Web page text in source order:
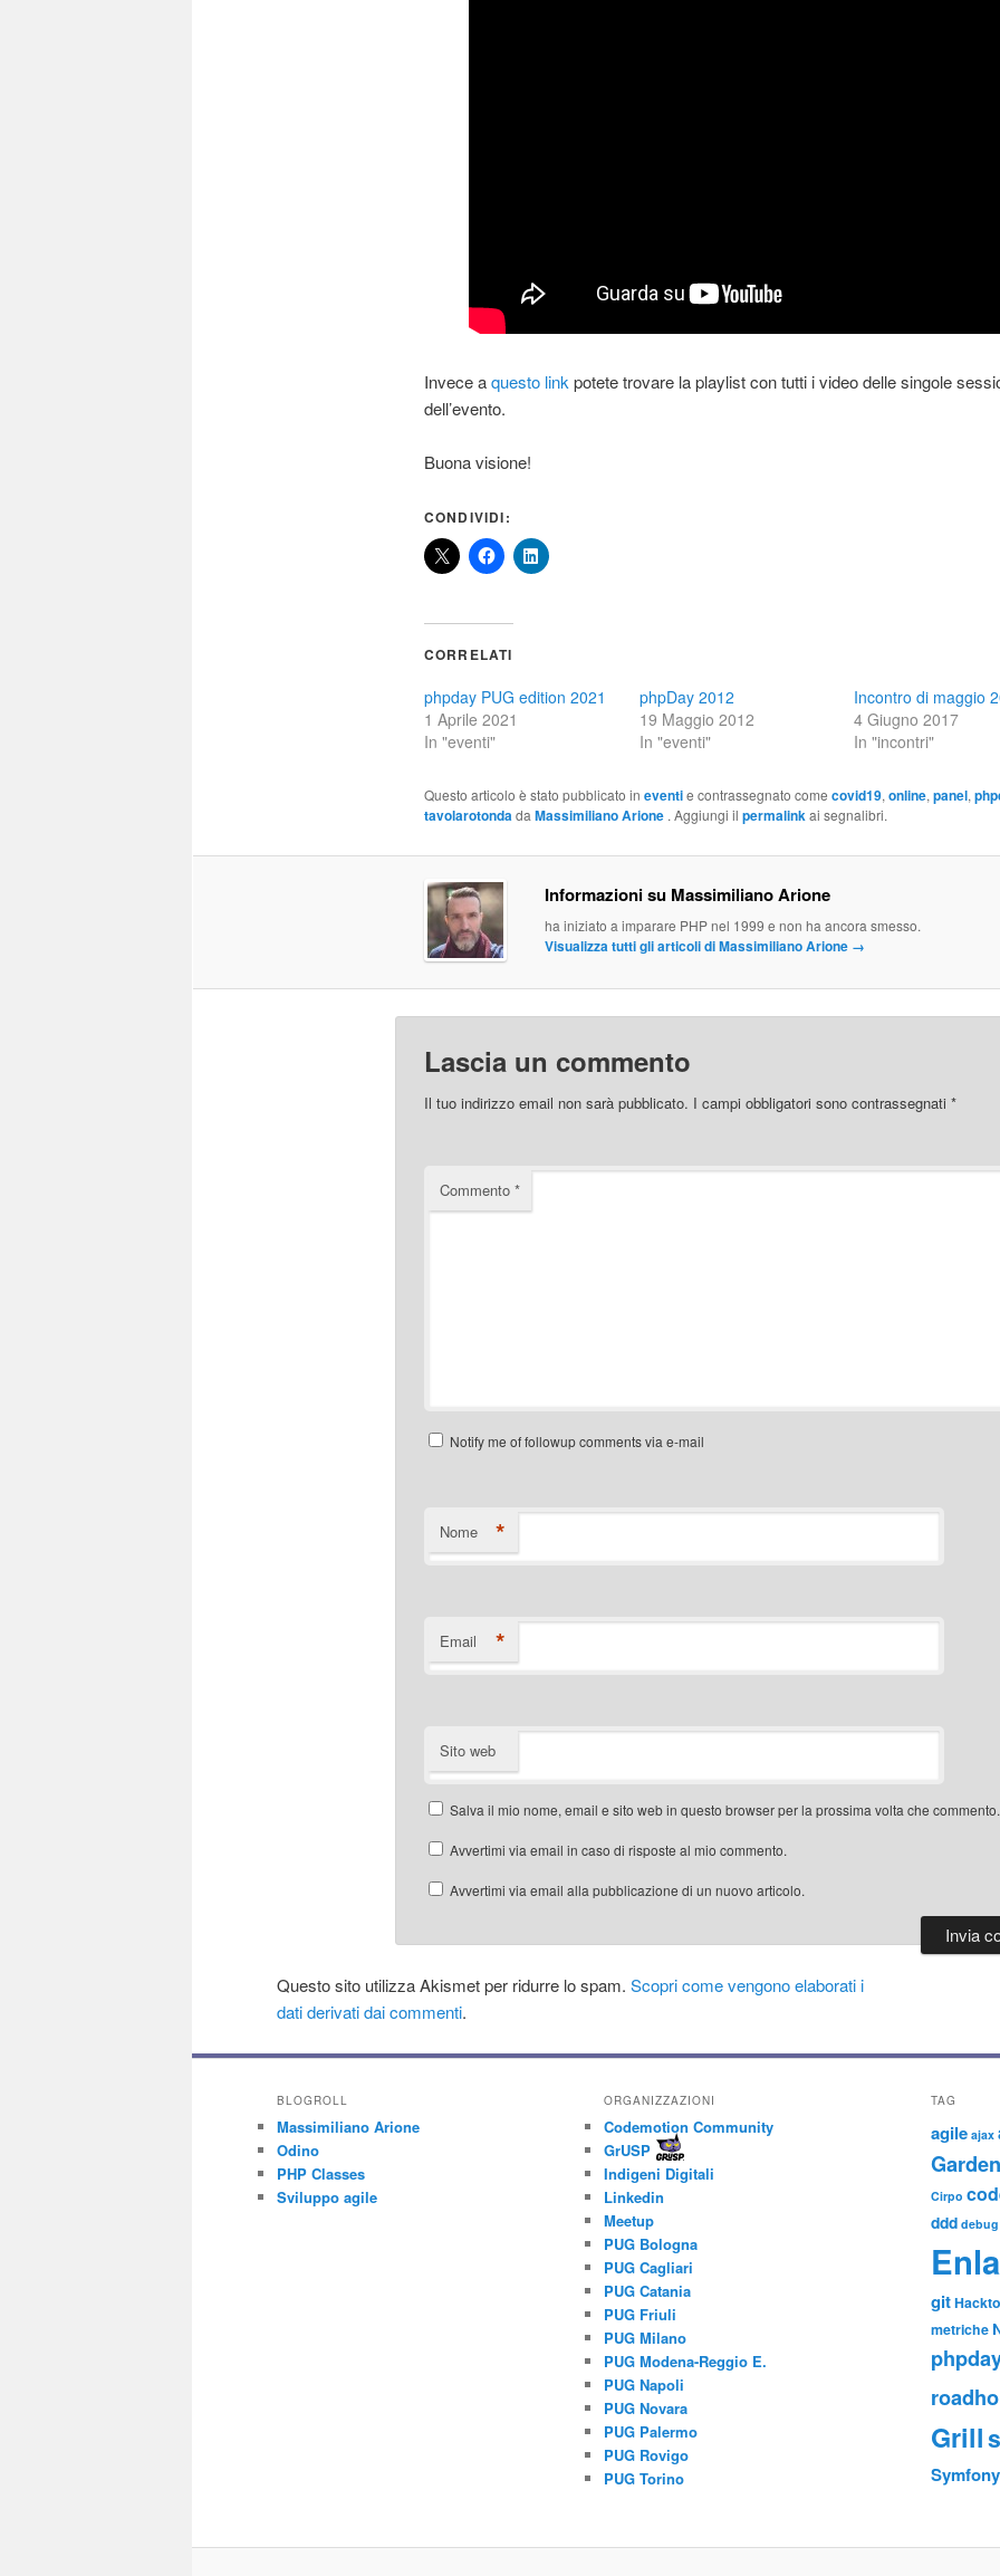
Invece aquesto link potete trovare la playlist con tutti i video delle singole
dell’evento.
Buona visione!
CONDIVIDI:
CORRELATI
phpday PUG edition 2021
1 Aprile 2021
In "eventi"
phpDay 2012
19 Maggio 2012
In "eventi"
Incontro di maggio
4 Giugno 2017
In "incontri"
Questo articolo è stato pubblicato in eventie contrassegnato come covid19, online, panel,
tavolarotondada Massimiliano Arione . Aggiungi il permalinkai segnalibri.
Informazioni su Massimiliano Arione
ha iniziato a imparare PHP nel 1999 e non ha ancora smesso.
Visualizza tutti gli articoli di Massimiliano Arione →
Lascia un commento
Il tuo indirizzo email non sarà pubblicato. I campi obbligatori sono contrassegnati *
Commento *
Notify me of followup comments via e-mail
Nome *
Email *
Sito web
Salva il mio nome, email e sito web in questo browser per la prossima volta che commento.
Avvertimi via email in caso di risposte al mio commento.
Avvertimi via email alla pubblicazione di un nuovo articolo.
Questo sito utilizza Akismet per ridurre lo spam. Scopri come vengono elaborati i
dati derivati dai commenti.
BLOGROLL
Massimiliano Arione
Odino
PHP Classes
Sviluppo agile
ORGANIZZAZIONI
Codemotion Community
GrUSP
Indigeni Digitali
Linkedin
Meetup
PUG Bologna
PUG Cagliari
PUG Catania
PUG Friuli
PUG Milano
PUG Modena-Reggio E.
PUG Napoli
PUG Novara
PUG Palermo
PUG Rovigo
PUG Torino
TAG
agile ajax
Cirpo
ddd debug
git
metriche
Grill